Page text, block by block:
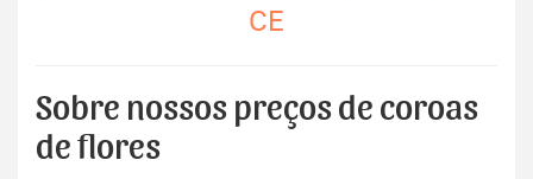
CE
Sobre nossos preços de coroas
de flores